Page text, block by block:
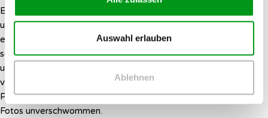
Auswahl erlauben
Ablehnen
Ein Profilbild ist zwar keine Pflicht, steigert aber deine Kontakt-
und Erfolgschancen erheblich. Auch wenn das Aussehen keine
entscheidende Rolle
bei der Partnersuche
sollte, möchte man doch gerne wissen, mit wem man zu tun hat
und was man erwarten kann, bevor man sich zum Date
verabredet. Deshalb können wir nur dazu auffordern, ein
Profilfoto hochzuladen. Nur Premium-Mitglieder sehen alle
Fotos unverschwommen.